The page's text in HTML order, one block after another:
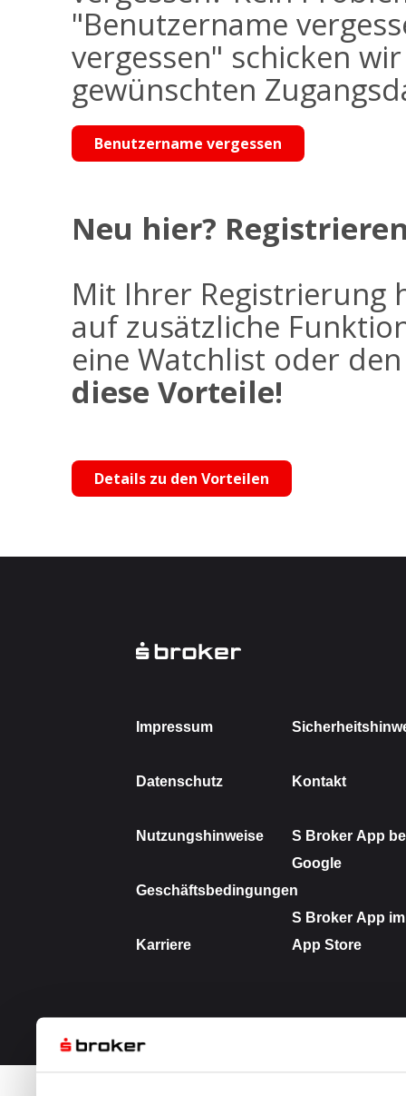
"Benutzername
vergessen" schicken
gewünschten
Benutzername vergessen
Neu hier?
Mit Ihrer Registrierung
auf zusätzliche
eine Watchlist oder
diese Vorteile!
Details zu den Vorteilen